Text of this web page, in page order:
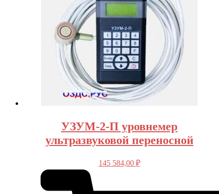
УЗУМ-2-П уровнемер
ультразвуковой переносной
145 584,00 ₽